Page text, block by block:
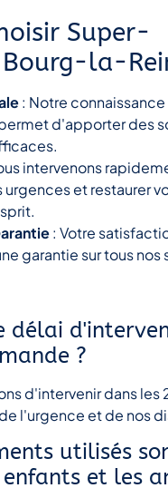
Super-
la-
: Notre
d'apporter des
intervenons
urgences et restaurer
: Votre
garantie sur tous nos
délai
?
d'intervenir dans les
l'urgence et de nos
utilisés
et les